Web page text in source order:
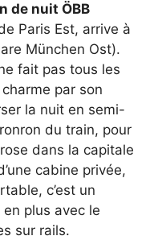
de nuit ÖBB
Paris Est, arrive à
München Ost).
fait pas tous les
par son
la nuit en semi-
du train, pour
dans la capitale
cabine privée,
c’est un
plus avec le
sur rails.